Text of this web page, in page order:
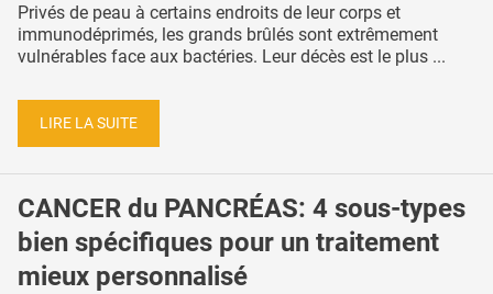
Privés de peau à certains endroits de leur corps et
immunodéprimés, les grands brûlés sont extrêmement
vulnérables face aux bactéries. Leur décès est le plus ...
LIRE LA SUITE
CANCER du PANCRÉAS: 4 sous-types
bien spécifiques pour un traitement
mieux personnalisé